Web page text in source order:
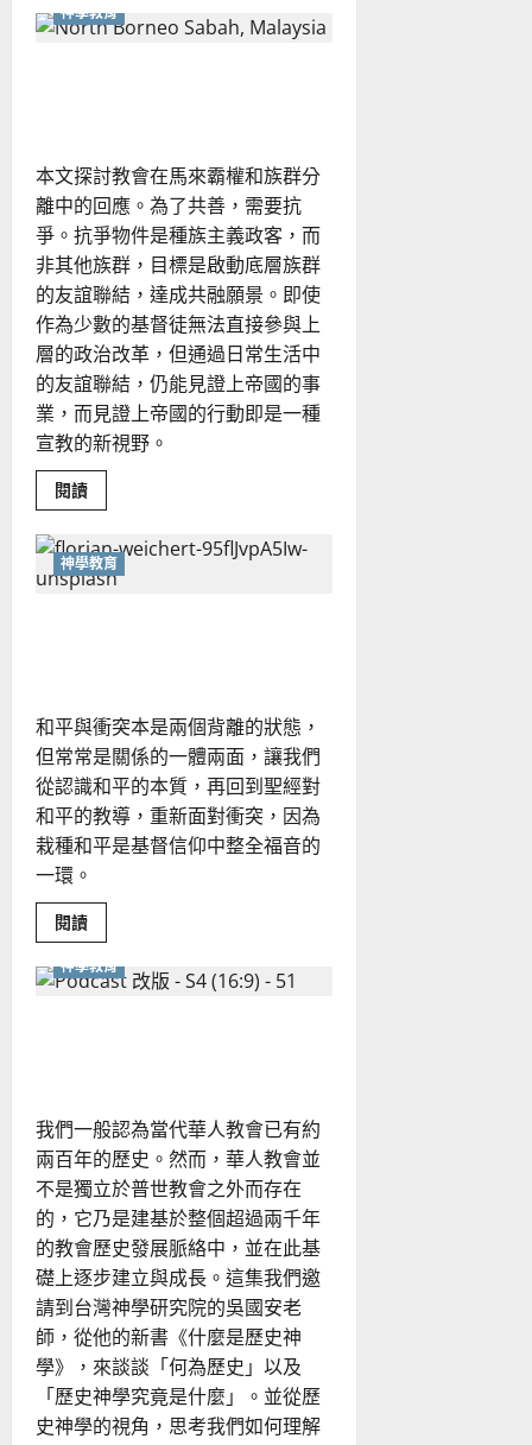
耶
穌
的
情
緒
與
群
體
文
化
神學教育
本文探討教會在馬來霸權和族群分
離中的回應。為了共善，需要抗
爭。抗爭物件是種族主義政客，而
非其他族群，目標是啟動底層族群
的友誼聯結，達成共融願景。即使
作為少數的基督徒無法直接參與上
層的政治改革，但通過日常生活中
的友誼聯結，仍能見證上帝國的事
業，而見證上帝國的行動即是一種
宣教的新視野。
閱讀Read
more
抗
爭
與
共
共
神
學
的
思
考
與
踐
行
俊
明
神學教育
和平與衝突本是兩個背離的狀態，
但常常是關係的一體兩面，讓我們
從認識和平的本質，再回到聖經對
和平的教導，重新面對衝突，因為
栽種和平是基督信仰中整全福音的
一環。
閱讀Read
more
從
關
的
和
平
之
道
｜
郭
偉
聯
神學教育
我們一般認為當代華人教會已有約
兩百年的歷史。然而，華人教會並
不是獨立於普世教會之外而存在
的，它乃是建基於整個超過兩千年
的教會歷史發展脈絡中，並在此基
礎上逐步建立與成長。這集我們邀
請到台灣神學研究院的吳國安老
師，從他的新書《什麼是歷史神
學》，來談談「何為歷史」以及
「歷史神學究竟是什麼」。並從歷
史神學的視角，思考我們如何理解